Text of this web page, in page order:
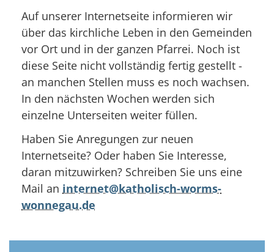
Auf unserer Internetseite informieren wir
über das kirchliche Leben in den Gemeinden
vor Ort und in der ganzen Pfarrei. Noch ist
diese Seite nicht vollständig fertig gestellt -
an manchen Stellen muss es noch wachsen.
In den nächsten Wochen werden sich
einzelne Unterseiten weiter füllen.
Haben Sie Anregungen zur neuen
Internetseite? Oder haben Sie Interesse,
daran mitzuwirken? Schreiben Sie uns eine
Mail an internet@katholisch-worms-
wonnegau.de